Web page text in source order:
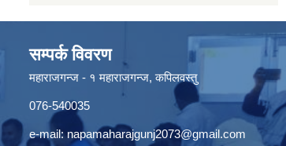
सम्पर्क विवरण
महाराजगन्ज - १ महाराजगन्ज, कपिलवस्तु
076-540035
e-mail: napamaharajgunj2073@gmail.com